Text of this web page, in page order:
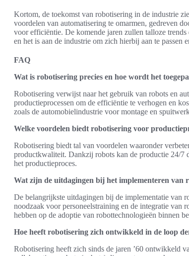
Kortom, de toekomst van robotisering in de industrie
voordelen van automatisering te omarmen, gedreven
voor efficiëntie. De komende jaren zullen talloze
en het is aan de industrie om zich hierbij aan te passen
FAQ
Wat is robotisering precies en hoe wordt het
Robotisering verwijst naar het gebruik van robots en
productieprocessen om de efficiëntie te verhogen en
zoals de automobielindustrie voor montage en
Welke voordelen biedt robotisering voor
Robotisering biedt tal van voordelen waaronder
productkwaliteit. Dankzij robots kan de productie 24/7
het productieproces.
Wat zijn de uitdagingen bij het implementeren van
De belangrijkste uitdagingen bij de implementatie van
noodzaak voor personeelstraining en de integratie van
hebben op de adoptie van robottechnologieën binnen
Hoe heeft robotisering zich ontwikkeld in de loop
Robotisering heeft zich sinds de jaren ’60 ontwikkeld